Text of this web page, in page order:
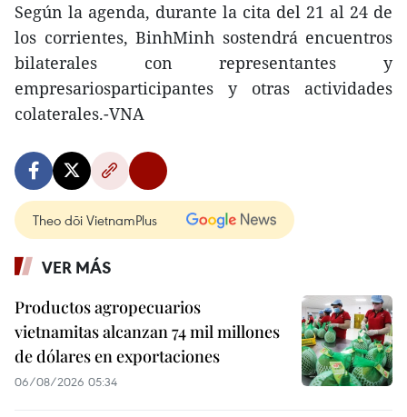
Según la agenda, durante la cita del 21 al 24 de
los corrientes, BinhMinh sostendrá encuentros
bilaterales con representantes y
empresariosparticipantes y otras actividades
colaterales.-VNA
Theo dõi VietnamPlus
VER MÁS
Productos agropecuarios
vietnamitas alcanzan 74 mil millones
de dólares en exportaciones
06/08/2026 05:34